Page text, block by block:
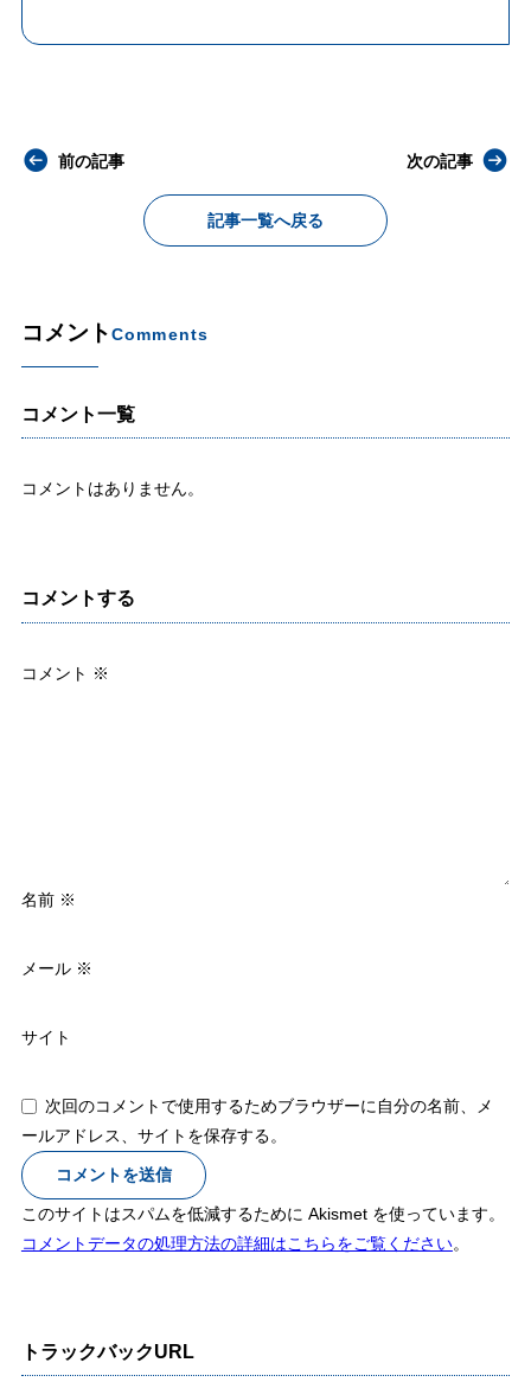
前の記事
記事一覧へ戻る
次の記事
コメントComments
コメント一覧
コメントはありません。
コメントする
コメント ※
名前 ※
メール ※
サイト
次回のコメントで使用するためブラウザーに自分の名前、メ
ールアドレス、サイトを保存する。
このサイトはスパムを低減するために Akismet を使っています。
コメントデータの処理方法の詳細はこちらをご覧ください。
トラックバックURL